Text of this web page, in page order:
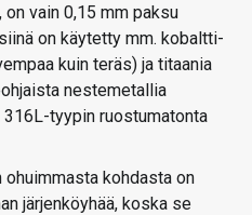
on vain 0,15 mm paksu
on käytetty mm. kobaltti-
kuin teräs) ja titaania
nestemetallia
tyypin ruostumatonta
kohdasta on
järjenköyhää, koska se